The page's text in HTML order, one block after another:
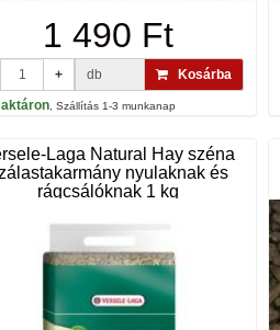
1 490 Ft
+ db
Kosárba
, Szállítás 1-3 munkanap
Laga Natural Hay széna
nyulaknak és
rágcsálóknak 1 kg